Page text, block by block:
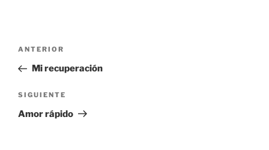
Navegación
entradas
Entrada
anterior:
ANTERIOR
Mi recuperación
Siguiente
entrada
SIGUIENTE
Amor rápido